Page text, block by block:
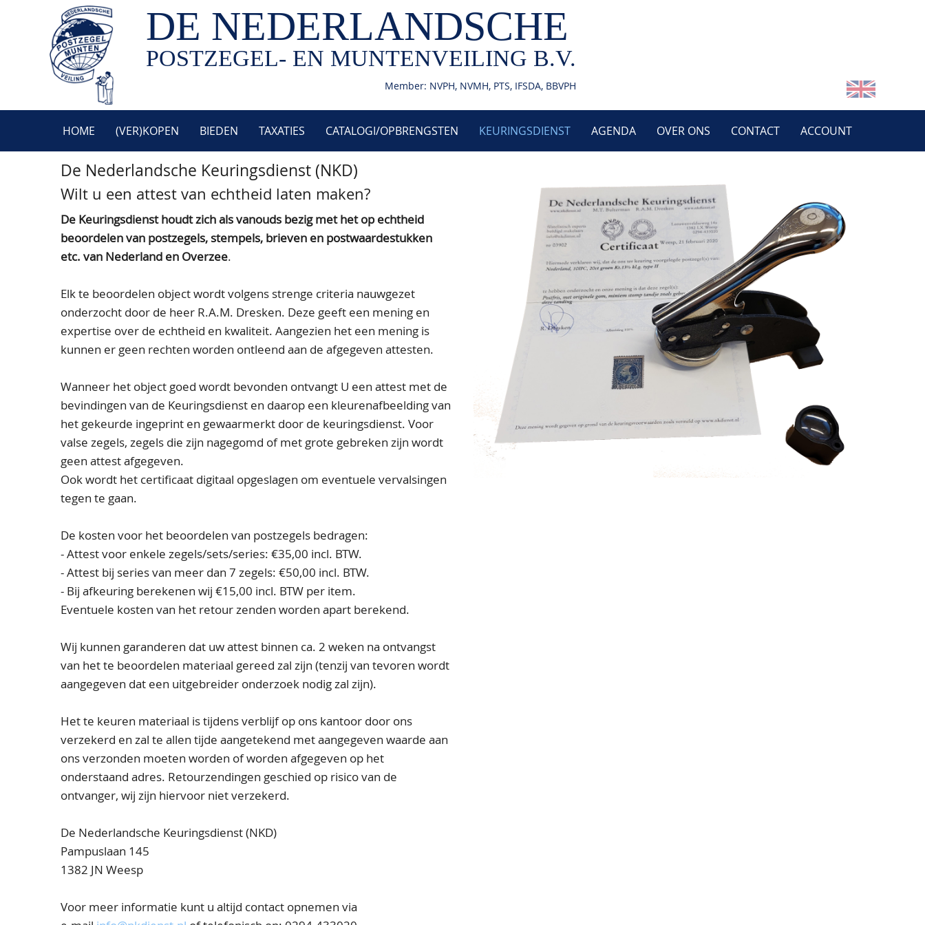
DE NEDERLANDSCHE
POSTZEGEL- EN MUNTENVEILING B.V.
Member: NVPH, NVMH, PTS, IFSDA, BBVPH
HOME (VER)KOPEN BIEDEN TAXATIES CATALOGI/OPBRENGSTEN KEURINGSDIENST AGENDA OVER ONS CONTACT ACCOUNT
De Nederlandsche Keuringsdienst (NKD)
Wilt u een attest van echtheid laten maken?
De Keuringsdienst houdt zich als vanouds bezig met het op echtheid
beoordelen van postzegels, stempels, brieven en postwaardestukken
etc. van Nederland en Overzee.
Elk te beoordelen object wordt volgens strenge criteria nauwgezet
onderzocht door de heer R.A.M. Dresken. Deze geeft een mening en
expertise over de echtheid en kwaliteit. Aangezien het een mening is
kunnen er geen rechten worden ontleend aan de afgegeven attesten.
Wanneer het object goed wordt bevonden ontvangt U een attest met de
bevindingen van de Keuringsdienst en daarop een kleurenafbeelding van
het gekeurde ingeprint en gewaarmerkt door de keuringsdienst. Voor
valse zegels, zegels die zijn nagegomd of met grote gebreken zijn wordt
geen attest afgegeven.
Ook wordt het certificaat digitaal opgeslagen om eventuele vervalsingen
tegen te gaan.
De kosten voor het beoordelen van postzegels bedragen:
- Attest voor enkele zegels/sets/series: €35,00 incl. BTW.
- Attest bij series van meer dan 7 zegels: €50,00 incl. BTW.
- Bij afkeuring berekenen wij €15,00 incl. BTW per item.
Eventuele kosten van het retour zenden worden apart berekend.
Wij kunnen garanderen dat uw attest binnen ca. 2 weken na ontvangst
van het te beoordelen materiaal gereed zal zijn (tenzij van tevoren wordt
aangegeven dat een uitgebreider onderzoek nodig zal zijn).
Het te keuren materiaal is tijdens verblijf op ons kantoor door ons
verzekerd en zal te allen tijde aangetekend met aangegeven waarde aan
ons verzonden moeten worden of worden afgegeven op het
onderstaand adres. Retourzendingen geschied op risico van de
ontvanger, wij zijn hiervoor niet verzekerd.
De Nederlandsche Keuringsdienst (NKD)
Pampuslaan 145
1382 JN Weesp
Voor meer informatie kunt u altijd contact opnemen via